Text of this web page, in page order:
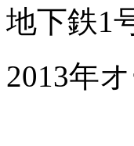
地下鉄1
2013年